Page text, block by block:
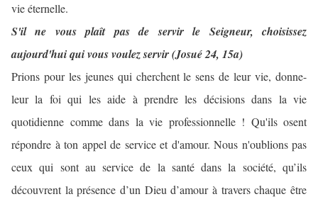
vie éternelle.
S'il ne vous plaît pas de servir le Seigneur, choisissez
aujourd'hui qui vous voulez servir (Josué 24, 15a)
Prions pour les jeunes qui cherchent le sens de leur vie, donne-
leur la foi qui les aide à prendre les décisions dans la vie
quotidienne comme dans la vie professionnelle ! Qu'ils osent
répondre à ton appel de service et d'amour. Nous n'oublions pas
ceux qui sont au service de la santé dans la société, qu’ils
découvrent la présence d’un Dieu d’amour à travers chaque être